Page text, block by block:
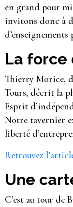
en grand pour
invitons donc à
La force
Thierry Morice,
Tours, décrit la
Esprit
Notre tavernier
liberté
Retrouvez
Une
C’est au tour de